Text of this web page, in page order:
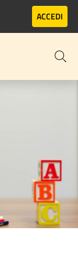
ACCEDI